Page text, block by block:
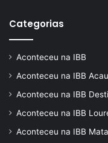
Categorias
Aconteceu na IBB
Aconteceu na IBB
Aconteceu na IBB
Aconteceu na IBB
Aconteceu na IBB